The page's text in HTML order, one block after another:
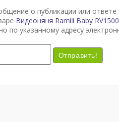
о публикации или ответе
Видеоняня Ramili Baby
по указанному адресу
Отправить!